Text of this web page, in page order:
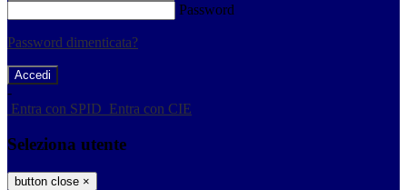
Password
Password dimenticata?
-
Entra con SPID Entra con CIE
Seleziona utente
button close ×